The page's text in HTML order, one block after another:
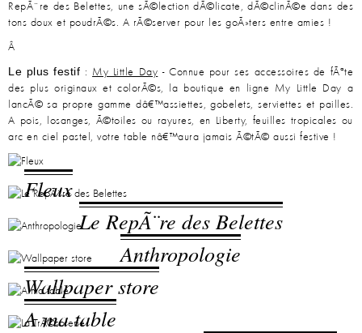
RepÃ¨re des Belettes, une sÃ©lection dÃ©licate, dÃ©clinÃ©e dans des
tons doux et poudrÃ©s. A rÃ©server pour les goÃ»ters entre amies !
Â
Le plus festif : My Little Day - Connue pour ses accessoires de fÃªte
des plus originaux et colorÃ©s, la boutique en ligne My Little Day a
lancÃ© sa propre gamme dâ€™assiettes, gobelets, serviettes et pailles.
A pois, losanges, Ã©toiles ou rayures, en Liberty, feuilles tropicales ou
arc en ciel pastel, votre table nâ€™aura jamais Ã©tÃ© aussi festive !
Fleux
Le RepÃ¨re des Belettes
Anthropologie
Wallpaper store
A ma table